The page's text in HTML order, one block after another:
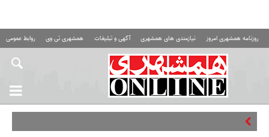
روزنامه همشهری امروز نیازمندی های همشهری آگهی و تبلیغات همشهری تی وی روابط عمومی